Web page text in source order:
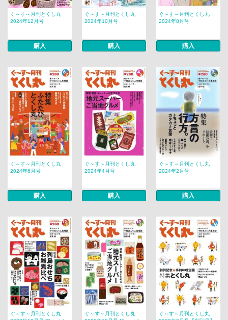
ぐ～す～月刊とくし丸
2024年12月号
購入
ぐ～す～月刊とくし丸
2024年10月号
購入
ぐ～す～月刊とくし丸
2024年8月号
購入
ぐ～す～月刊とくし丸
2024年6月号
購入
ぐ～す～月刊とくし丸
2024年4月号
購入
ぐ～す～月刊とくし丸
2024年2月号
購入
ぐ～す～月刊とくし丸
ぐ～す～月刊とくし丸
ぐ～す～月刊とくし丸